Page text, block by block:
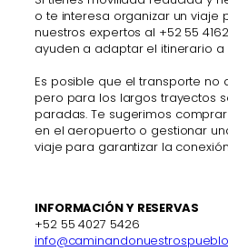
o te interesa organizar un viaje
nuestros expertos al +52 55
ayuden a adaptar el itinerario a
Es posible que el transporte no
pero para los largos trayectos
paradas. Te sugerimos
en el aeropuerto o gestionar
viaje para garantizar la
INFORMACIÓN Y RESERVAS
+52 55 4027 5426